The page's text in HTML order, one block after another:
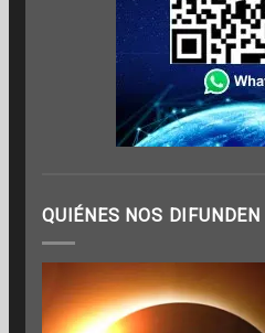
QUIÉNES NOS DIFUNDEN